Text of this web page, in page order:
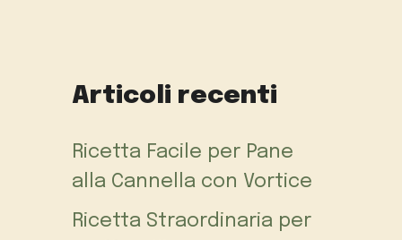
Articoli recenti
Ricetta Facile per Pane
alla Cannella con Vortice
Ricetta Straordinaria per